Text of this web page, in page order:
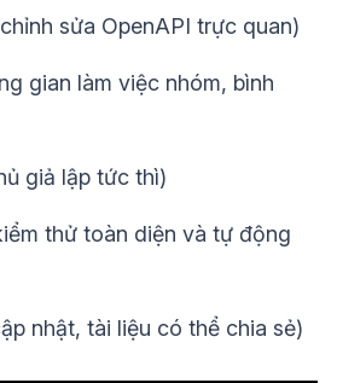
sửa OpenAPI trực quan)
gian làm việc nhóm, bình
giả lập tức thì)
thử toàn diện và tự động
nhật, tài liệu có thể chia sẻ)